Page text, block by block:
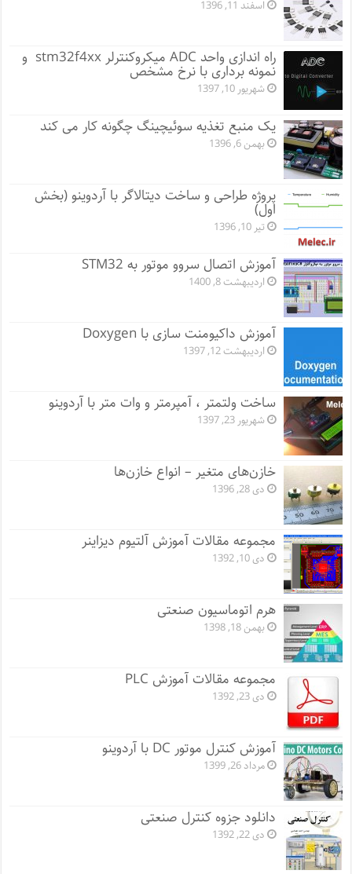
اسفند 11, 1396
راه اندازی واحد ADC میکروکنترلر stm32f4xx و
نمونه برداری با نرخ مشخص
شهریور 10, 1397
یک منبع تغذیه سوئیچینگ چگونه کار می کند
بهمن 6, 1396
پروژه طراحی و ساخت دیتالاگر با آردوینو (بخش
اول)
تیر 10, 1396
آموزش اتصال سروو موتور به STM32
اردیبهشت 8, 1400
آموزش داکیومنت سازی با Doxygen
اردیبهشت 12, 1397
ساخت ولتمتر ، آمپرمتر و وات متر با آردوینو
شهریور 23, 1397
خازن‌های متغیر – انواع خازن‌ها
دی 28, 1396
مجموعه مقالات آموزش آلتیوم دیزاینر
دی 10, 1392
هرم اتوماسیون صنعتی
بهمن 18, 1398
مجموعه مقالات آموزش PLC
دی 23, 1392
آموزش کنترل موتور DC با آردوینو
مرداد 26, 1399
دانلود جزوه کنترل صنعتی
دی 22, 1392